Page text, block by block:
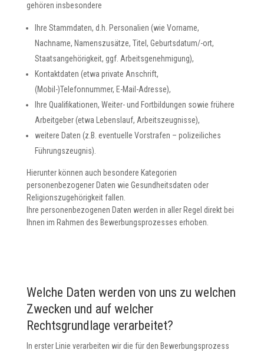
gehören insbesondere
Ihre Stammdaten, d.h. Personalien (wie Vorname,
Nachname, Namenszusätze, Titel, Geburtsdatum/-ort,
Staatsangehörigkeit, ggf. Arbeitsgenehmigung),
Kontaktdaten (etwa private Anschrift,
(Mobil-)Telefonnummer, E-Mail-Adresse),
Ihre Qualifikationen, Weiter- und Fortbildungen sowie frühere
Arbeitgeber (etwa Lebenslauf, Arbeitszeugnisse),
weitere Daten (z.B. eventuelle Vorstrafen – polizeiliches
Führungszeugnis).
Hierunter können auch besondere Kategorien
personenbezogener Daten wie Gesundheitsdaten oder
Religionszugehörigkeit fallen.
Ihre personenbezogenen Daten werden in aller Regel direkt bei
Ihnen im Rahmen des Bewerbungsprozesses erhoben.
Welche Daten werden von uns zu welchen
Zwecken und auf welcher
Rechtsgrundlage verarbeitet?
In erster Linie verarbeiten wir die für den Bewerbungsprozess